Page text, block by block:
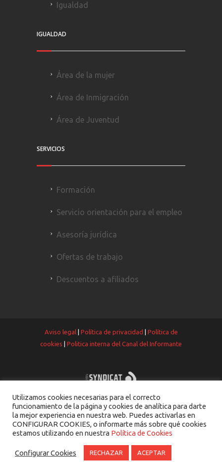
Igualdad
IGUALDAD
Área de la mujer
Área de Inmigración
Área de Juventud
SERVICIOS
Formación
Servicio orientación para el empleo
Asesoría jurídica
Ofertas de trabajo
Descuentos a afiliados
Aviso legal| Política de privacidad
Política de
cookies
Politica interna del Canal del Informante
Utilizamos cookies necesarias para el correcto
funcionamiento de la página y cookies de analítica para darte
la mejor experiencia en nuestra web. Puedes activarlas en
CONFIGURAR COOKIES, o informarte más sobre qué cookies
estamos utilizando en nuestra Política de Cookies
Configurar Cookies RECHAZAR ACEPTAR